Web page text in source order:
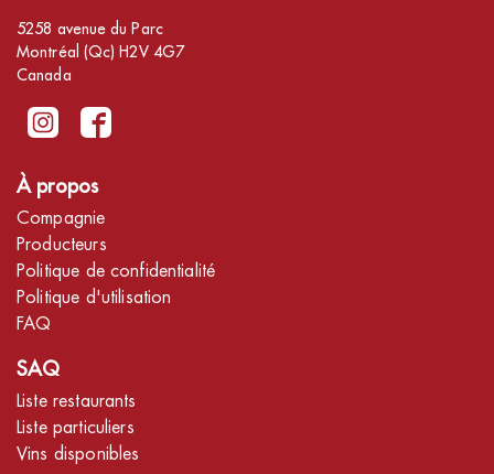
5258 avenue du Parc
Montréal (Qc) H2V 4G7
Canada
À propos
Compagnie
Producteurs
Politique de confidentialité
Politique d'utilisation
FAQ
SAQ
Liste restaurants
Liste particuliers
Vins disponibles